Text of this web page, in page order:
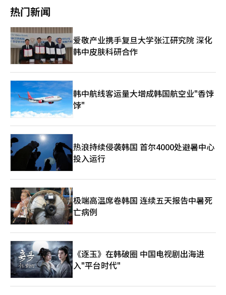
署了合作协议，决定利用自有的Layer2区块链“GIWA链”共同构
融的外汇网络、浦项国际的全球供应链与两大木的区块链技术相结
合。 此前，哈纳金融与两大木还完成了基于区块链技术的外汇汇
款服务的技术验证。验证了能否将现有的基于SWIFT的外汇汇款体
系扩展为基于区块链的消息和结算结构。这一趋势与两大木希望从
单纯的交易所运营商转型为链上金融基础设施企业的战略相吻合。
市场也关注韩元稳定币和代币证券领域的合作可能性。如果韩元基
础的数字货币和代币化资产市场在制度框架内开放，两大木将拥有
虚拟资产用户基础和区块链技术，而哈纳金融则具备银行、证券、
外汇和资产管理能力，双方可以进行角色分工。然而，韩元稳定币
的法制化和监管标准是实现商业化的关键变量。 Upbit的实名账户
体系短期内不会发生变化。Upbit目前与K银行保持实名账户的合
作，而此次股份投资不仅是简单的账户合作变更，更是为数字资产
基础的未来金融生态系统构建进行的战略投资。 围绕两大木的另
一个变量是与NAVER金融的企业合并。公平交易委员会于去年11
月接收了NAVER金融与两大木的企业合并申请，并已开始审查。
员会如何定义支付、金融科技、虚拟资产和数据市场将成为审查的
核心议题。 如果与NAVER金融的合并获得批准，并加上哈纳金融
的股份参与，两大木的业务格局将发生重大变化。Upbit的虚拟资
产平台、NAVER的用户接触和支付数据、哈纳金融的金融基础设
施相结合，可能形成涵盖数字资产、支付、资产管理和区块链金融
的大型生态系统。 然而，期待与挑战并存。虚拟资产交易所与金
融控股的结合伴随着用户保护、内部控制、利益冲突、市场支配力
和数据利用等问题。尤其是交易所业务面临市场波动和监管风险，
哈纳金融的参与不仅会提升两大木的信任度，同时也会要求更严格
的管理责任。 此次投资被视为两大木与制度金融关系的进一步提
证明’技术，验证交易有效性而不暴露汇款人和收款人的敏感信
息。◆ 区块链打破SWIFT的限制金融界关注区块链汇款的原因很
明确。现有的跨国汇款系统依赖于1973年成立的SWIFT网络，但
其复杂的中介过程、高昂的费用和营业时间限制已不适应数字金融
时代。全球金融机构如摩根大通的‘Onyx’和国际清算银行
的‘Agora项目’也在致力于建立基于区块链的汇款网络。韩亚金
融与Dunamu的合作是为了在这一全球趋势中确保国内金融基础设
施的技术主权。两家公司计划在今年第三季度前建立基于‘存款代
币’的汇款基础设施，不仅仅是信息传递，而是将客户存入的现金
转换为数字代币，在区块链上完成即时结算。该系统一旦商业化，
将实现全年无休的实时国际汇款。然而，这需要金融监管机构的政
策支持。韩亚金融集团计划为此申请‘创新金融服务（监管沙
盒）’的指定。业内人士表示，“虚拟资产交易所的技术被保守的
引发超越稳定币市场的巨大金融创新。”Dunamu代表吴京锡强
调，“区块链可以成为全球金融基础设施的新标准。”韩亚金融副
会长李恩亨也表示，“将革新传统金融，为客户提供更大价
值。”※ 本报道经人工智能（AI）系统翻译与编辑。
热门新闻
爱敬产业携手复旦大学张江研究院 深化
韩中皮肤科研合作
韩中航线客运量大增成韩国航空业"香饽
饽"
热浪持续侵袭韩国 首尔4000处避暑中心
投入运行
极端高温席卷韩国 连续五天报告中暑死
亡病例
《逐玉》在韩破圈 中国电视剧出海进
入"平台时代"